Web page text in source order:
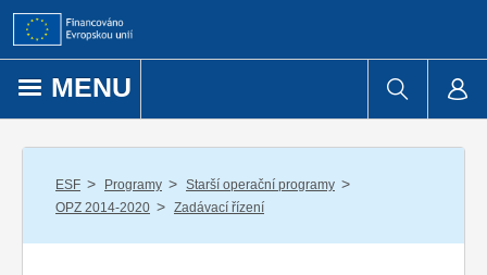
Přejít k obsahu
MENU
ESF / Programy / Starší operační programy /
OPZ 2014-2020 / Zadávací řízení